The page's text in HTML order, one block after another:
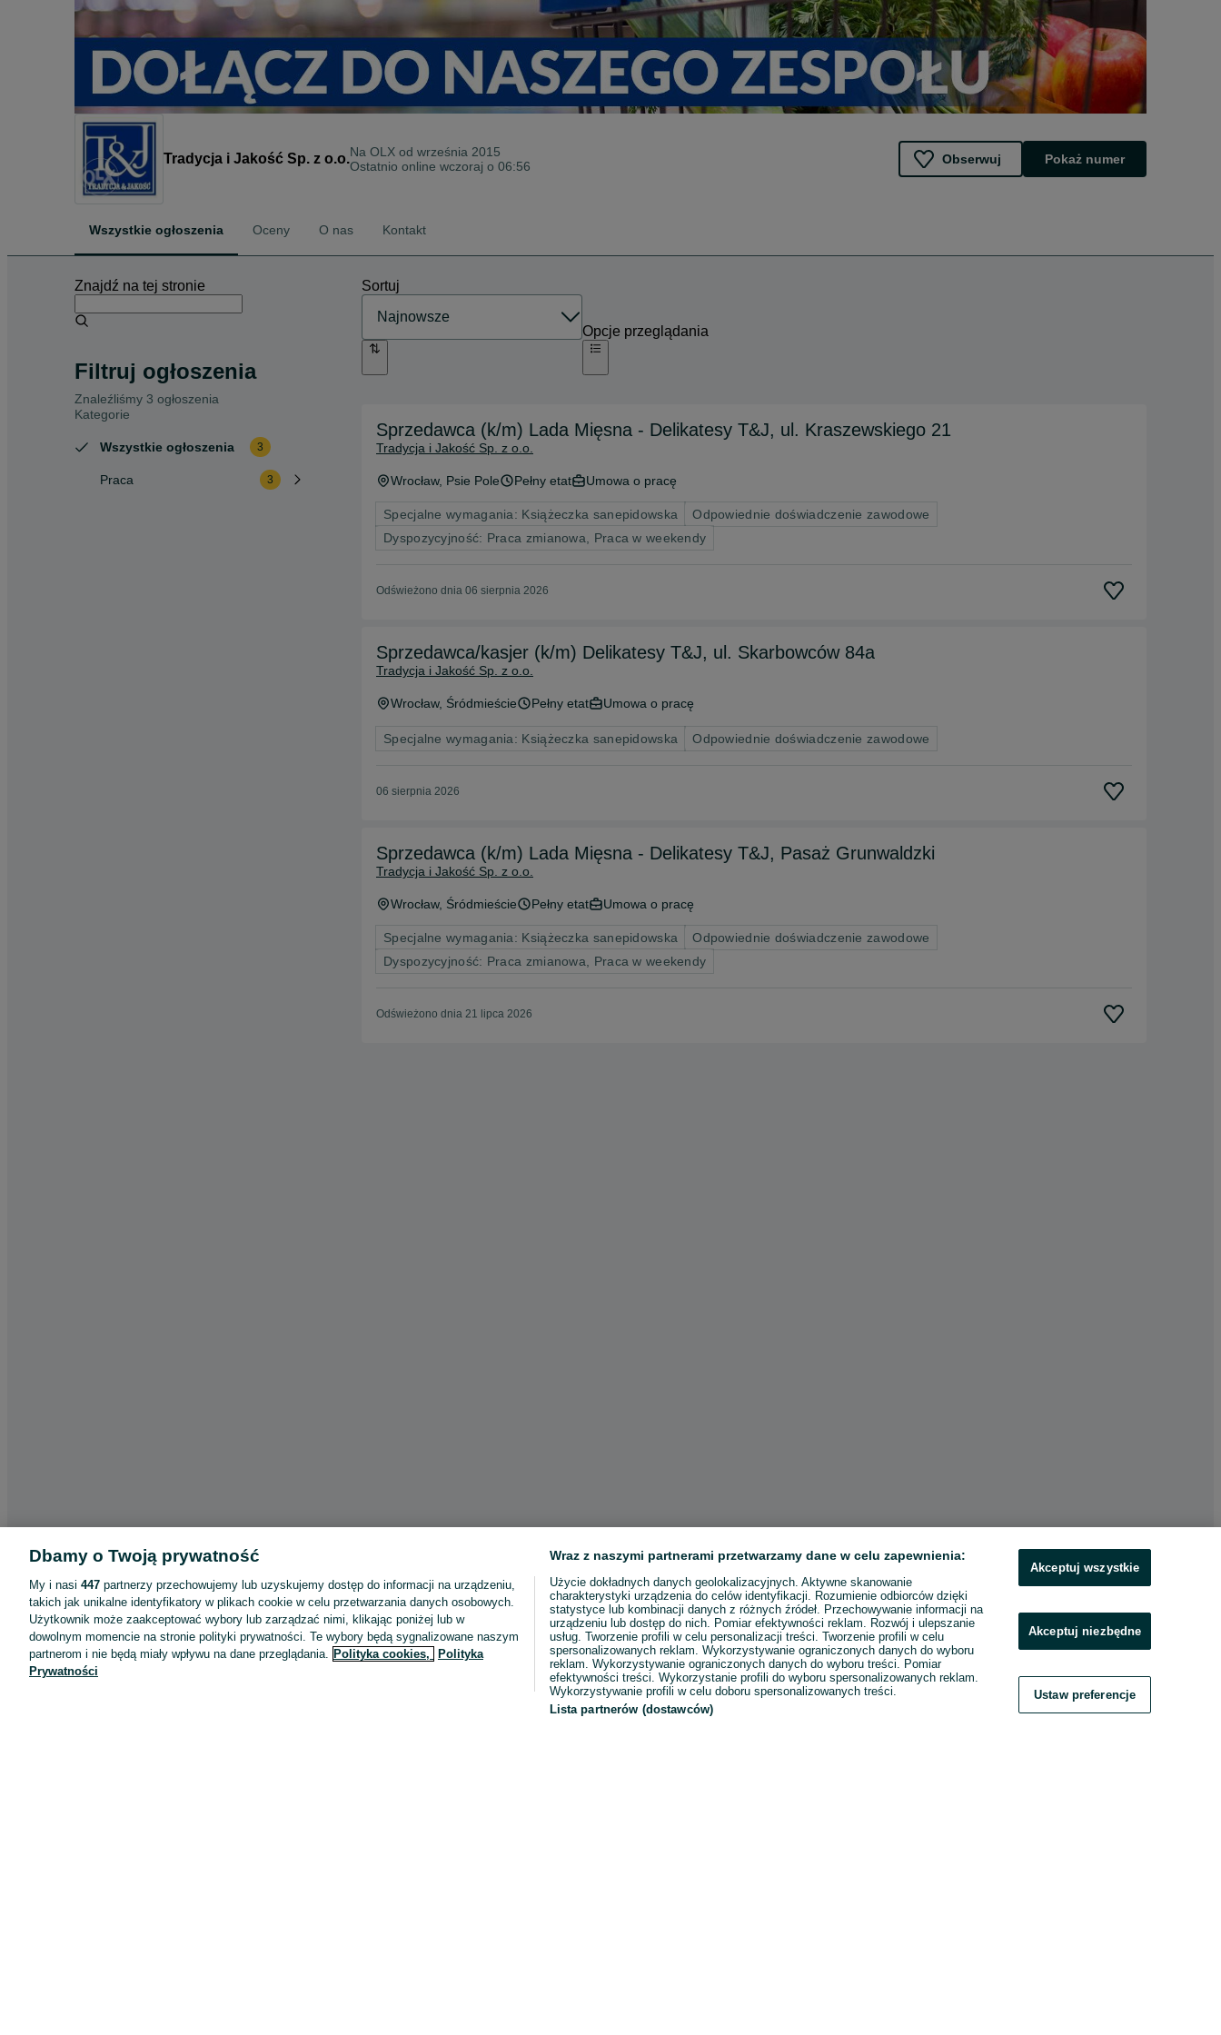
Tradycja i Jakość Sp. z o.o.Na OLX od września 2015
Ostatnio online wczoraj o 06:56
Obserwuj Pokaż numer
Wszystkie ogłoszenia Oceny O nas Kontakt
Znajdź na tej stronie
Filtruj ogłoszenia
Znaleźliśmy 3 ogłoszenia
Kategorie
Wszystkie ogłoszenia 3
Praca 3
Sortuj
Opcje przeglądania
Sprzedawca (k/m) Lada Mięsna - Delikatesy T&J, ul. Kraszewskiego 21
Tradycja i Jakość Sp. z o.o.
Wrocław, Psie Pole Pełny etat Umowa o pracę
Specjalne wymagania: Książeczka sanepidowska
Odpowiednie doświadczenie zawodowe
Dyspozycyjność: Praca zmianowa, Praca w weekendy
Odświeżono dnia 06 sierpnia 2026
Sprzedawca/kasjer (k/m) Delikatesy T&J, ul. Skarbowców 84a
Tradycja i Jakość Sp. z o.o.
Wrocław, Śródmieście Pełny etat Umowa o pracę
Specjalne wymagania: Książeczka sanepidowska Odpowiednie doświadczenie zawodowe
06 sierpnia 2026
Sprzedawca (k/m) Lada Mięsna - Delikatesy T&J, Pasaż Grunwaldzki
Tradycja i Jakość Sp. z o.o.
Wrocław, Śródmieście Pełny etat Umowa o pracę
Specjalne wymagania: Książeczka sanepidowska
Odpowiednie doświadczenie zawodowe
Dyspozycyjność: Praca zmianowa, Praca w weekendy
Odświeżono dnia 21 lipca 2026
Aplikacje mobilne OLX.pl
Dbamy o Twoją prywatność
My i nasi 447 partnerzy przechowujemy lub uzyskujemy dostęp do informacji na urządzeniu,
takich jak unikalne identyfikatory w plikach cookie w celu przetwarzania danych osobowych.
Użytkownik może zaakceptować wybory lub zarządzać nimi, klikając poniżej lub w
dowolnym momencie na stronie polityki prywatności. Te wybory będą sygnalizowane naszym
partnerom i nie będą miały wpływu na dane przeglądania. Polityka cookies,
Polityka
Prywatności
Wraz z naszymi partnerami przetwarzamy dane w celu zapewnienia:
Użycie dokładnych danych geolokalizacyjnych. Aktywne skanowanie
charakterystyki urządzenia do celów identyfikacji. Rozumienie odbiorców dzięki
statystyce lub kombinacji danych z różnych źródeł. Przechowywanie informacji na
urządzeniu lub dostęp do nich. Pomiar efektywności reklam. Rozwój i ulepszanie
usług. Tworzenie profili w celu personalizacji treści. Tworzenie profili w celu
spersonalizowanych reklam. Wykorzystywanie ograniczonych danych do wyboru
reklam. Wykorzystywanie ograniczonych danych do wyboru treści. Pomiar
efektywności treści. Wykorzystanie profili do wyboru spersonalizowanych reklam.
Wykorzystywanie profili w celu doboru spersonalizowanych treści.
Lista partnerów (dostawców)
Akceptuj wszystkie
Akceptuj niezbędne
Ustaw preferencje